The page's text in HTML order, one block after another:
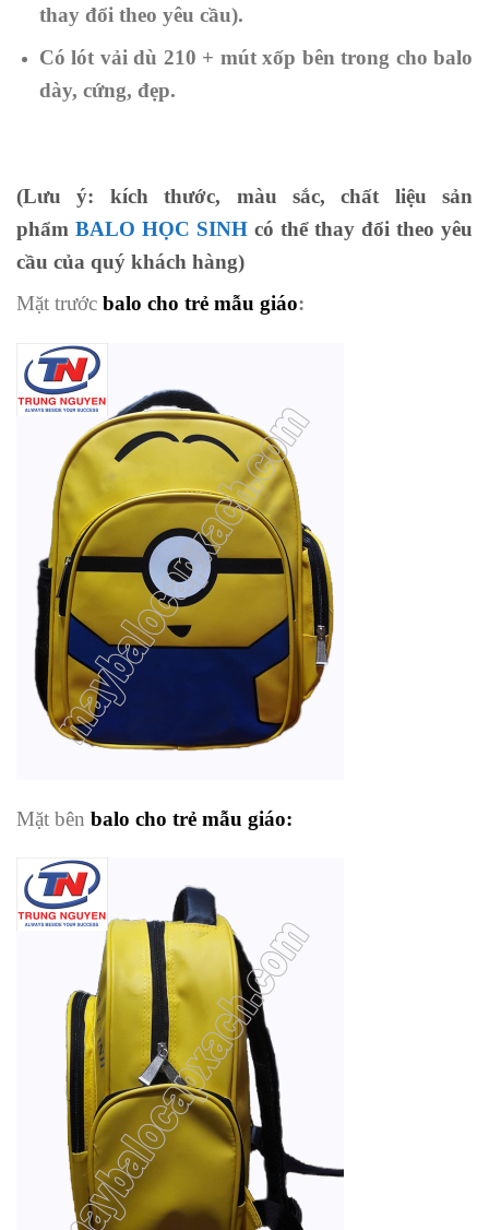
thay đổi theo yêu cầu).
Có lót vải dù 210 + mút xốp bên trong cho balo
dày, cứng, đẹp.
(Lưu ý: kích thước, màu sắc, chất liệu sản
phẩm BALO HỌC SINH có thể thay đổi theo yêu
cầu của quý khách hàng)
Mặt trước balo cho trẻ mẫu giáo:
Mặt bên balo cho trẻ mẫu giáo: